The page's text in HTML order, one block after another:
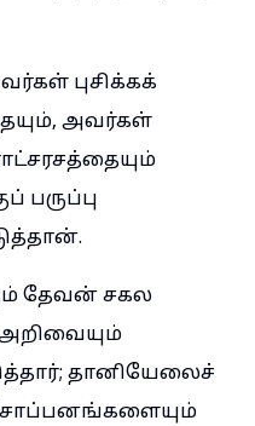
புசிக்கக்
அவர்கள்
பருப்பு
தேவன் சகல
தானியேலைச்